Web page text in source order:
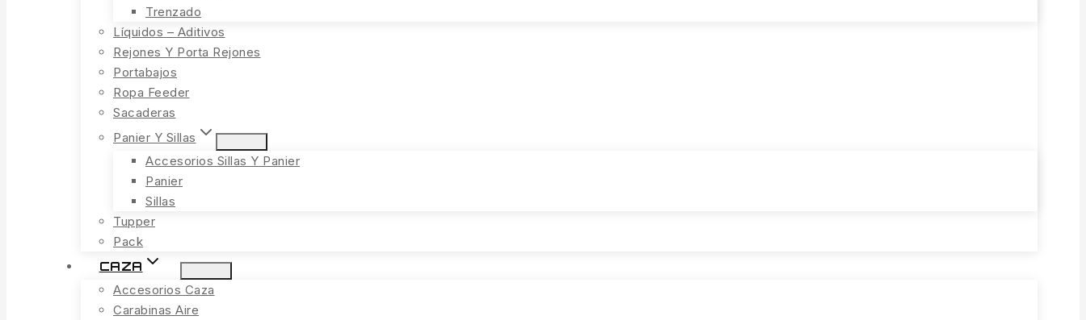
Trenzado
Líquidos – Aditivos
Rejones Y Porta Rejones
Portabajos
Ropa Feeder
Sacaderas
Panier Y Sillas
Accesorios Sillas Y Panier
Panier
Sillas
Tupper
Pack
CAZA
Accesorios Caza
Carabinas Aire